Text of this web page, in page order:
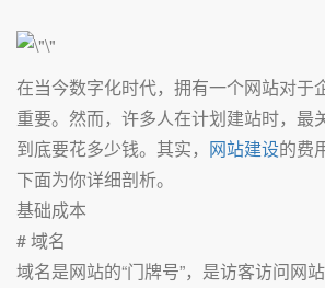
在当今数字化时代，拥有一个网站对于
重要。然而，许多人在计划建站时，最
到底要花多少钱。其实， 网站建设的费
下面为你详细剖析。
基础成本
# 域名
域名是网站的“门牌号”，是访客访问网